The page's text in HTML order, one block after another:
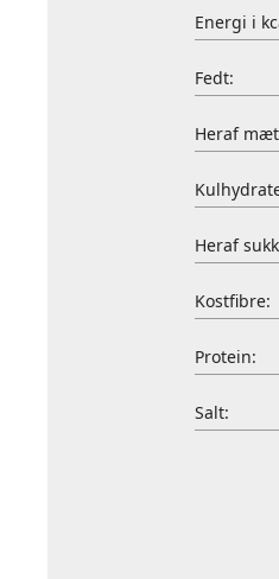
Energi i
Fedt:
Heraf
Heraf
Kostfibre:
Protein:
Salt: